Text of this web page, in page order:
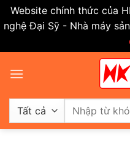
Website chính thức của
nghệ Đại Sỹ - Nhà máy
qua
dung
Tìm
kiếm: